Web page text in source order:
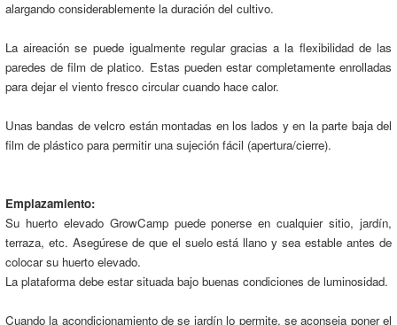
alargando considerablemente la duración del cultivo.
La aireación se puede igualmente regular gracias a la flexibilidad de las
paredes de film de platico. Estas pueden estar completamente enrolladas
para dejar el viento fresco circular cuando hace calor.
Unas bandas de velcro están montadas en los lados y en la parte baja del
film de plástico para permitir una sujeción fácil (apertura/cierre).
Emplazamiento:
Su huerto elevado GrowCamp puede ponerse en cualquier sitio, jardín,
terraza, etc. Asegúrese de que el suelo está llano y sea estable antes de
colocar su huerto elevado.
La plataforma debe estar situada bajo buenas condiciones de luminosidad.
Cuando la acondicionamiento de se jardín lo permite, se aconseja poner el